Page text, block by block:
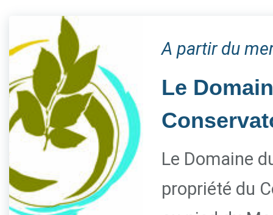
A partir du
Le
Le Domaine
propriété du